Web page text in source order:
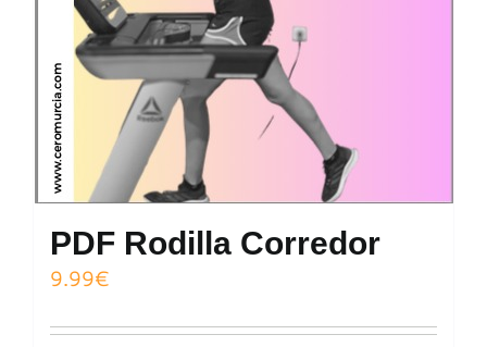
PDF Rodilla Corredor
9.99€